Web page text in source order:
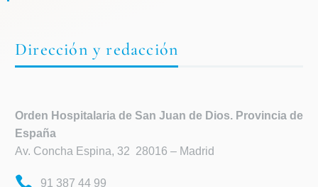
Dirección y redacción
Orden Hospitalaria de San Juan de Dios. Provincia de
España
Av. Concha Espina, 32 28016 – Madrid
91 387 44 99